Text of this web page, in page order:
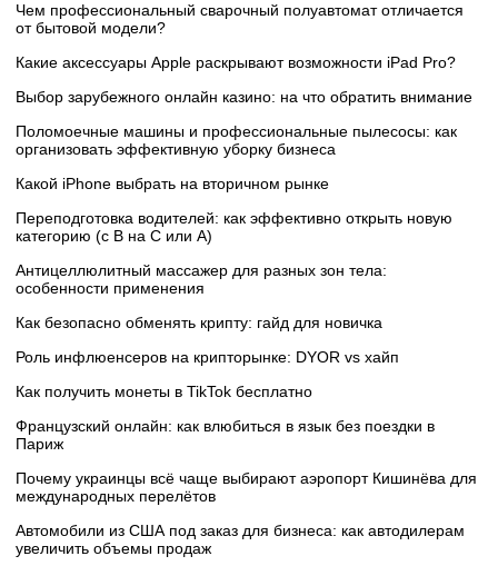
Чем профессиональный сварочный полуавтомат отличается
от бытовой модели?
Какие аксессуары Apple раскрывают возможности iPad Pro?
Выбор зарубежного онлайн казино: на что обратить внимание
Поломоечные машины и профессиональные пылесосы: как
организовать эффективную уборку бизнеса
Какой iPhone выбрать на вторичном рынке
Переподготовка водителей: как эффективно открыть новую
категорию (с B на C или А)
Антицеллюлитный массажер для разных зон тела:
особенности применения
Как безопасно обменять крипту: гайд для новичка
Роль инфлюенсеров на крипторынке: DYOR vs хайп
Как получить монеты в TikTok бесплатно
Французский онлайн: как влюбиться в язык без поездки в
Париж
Почему украинцы всё чаще выбирают аэропорт Кишинёва для
международных перелётов
Автомобили из США под заказ для бизнеса: как автодилерам
увеличить объемы продаж